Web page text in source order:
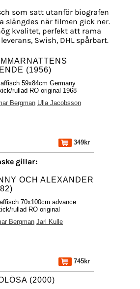
som satt utanför biografen
slängdes när filmen gick ner.
kvalitet, perfekt att rama
Swish, DHL spårbart.
(1956)
59x84cm Germany
rullad RO original 1968
Bergman Ulla Jacobsson
349kr
gillar:
OCH ALEXANDER
70x100cm advance
rullad RO original
Bergman Jarl Kulle
745kr
(2000)